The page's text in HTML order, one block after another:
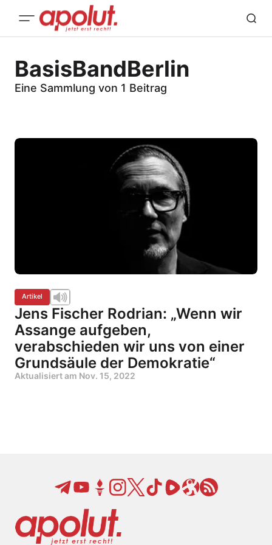
BasisBandBerlin
Eine Sammlung von 1 Beitrag
Artikel
Jens Fischer Rodrian: „Wenn wir
Assange aufgeben,
verabschieden wir uns von einer
Grundsäule der Demokratie“
Aktualisiert am Nov. 15, 2022